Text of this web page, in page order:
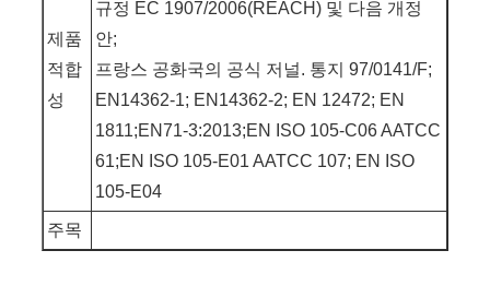
제품
적합
성
규정 EC 1907/2006(REACH) 및 다음 개정
안;
프랑스 공화국의 공식 저널. 통지 97/0141/F;
EN14362-1; EN14362-2; EN 12472; EN
1811;EN71-3:2013;EN ISO 105-C06 AATCC
61;EN ISO 105-E01 AATCC 107; EN ISO
105-E04
주목